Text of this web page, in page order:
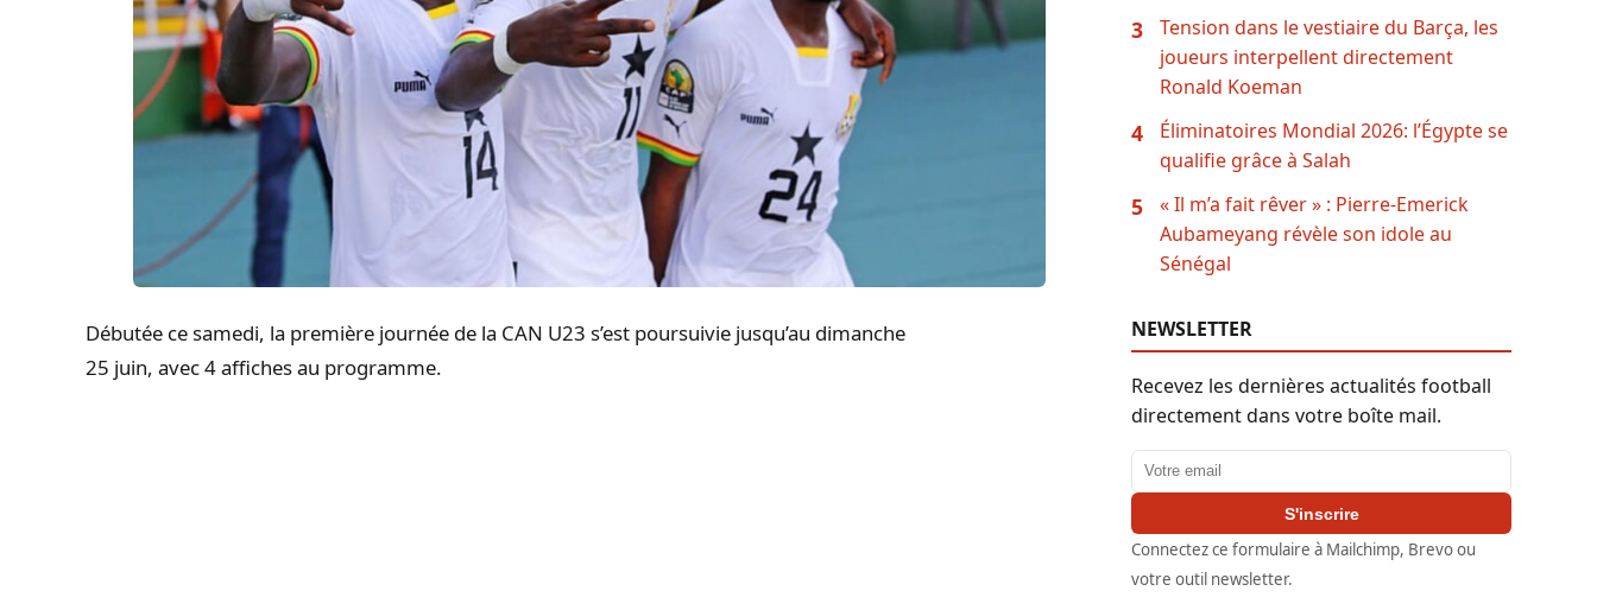
Débutée ce samedi, la première journée de la CAN U23 s’est poursuivie jusqu’au dimanche
25 juin, avec 4 affiches au programme.
3
Tension dans le vestiaire du Barça, les
joueurs interpellent directement
Ronald Koeman
4
Éliminatoires Mondial 2026: l’Égypte se
qualifie grâce à Salah
5
« Il m’a fait rêver » : Pierre-Emerick
Aubameyang révèle son idole au
Sénégal
NEWSLETTER
Recevez les dernières actualités football
directement dans votre boîte mail.
Adresse email
S'inscrire
Connectez ce formulaire à Mailchimp, Brevo ou
votre outil newsletter.